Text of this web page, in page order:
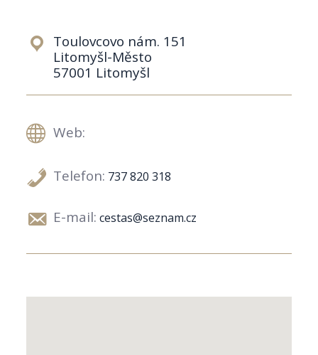
Toulovcovo nám. 151
Litomyšl-Město
57001 Litomyšl
Web:
Telefon: 737 820 318
E-mail: cestas@seznam.cz